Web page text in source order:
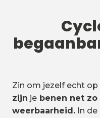
Zin om jezelf echt
zijn je benen net
weerbaarheid. In